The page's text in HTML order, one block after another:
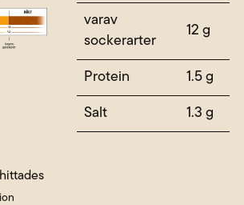
varav
sockerarter
12 g
Protein 1.5 g
Salt 1.3 g